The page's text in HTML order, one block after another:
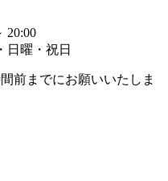
20:00
日曜・祝日
前までにお願いいたしま